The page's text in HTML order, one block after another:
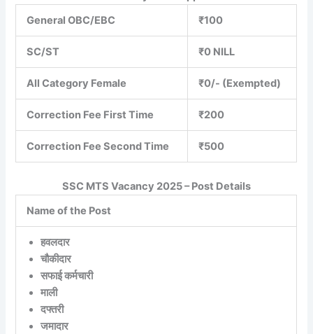
General OBC/EBC
₹100
SC/ST ₹0 NILL
All Category Female ₹0/- (Exempted)
Correction Fee First Time ₹200
Correction Fee Second Time ₹500
SSC MTS Vacancy 2025 – Post Details
Name of the Post
हवलदार
चौकीदार
सफाई कर्मचारी
माली
दफ्तरी
जमादार